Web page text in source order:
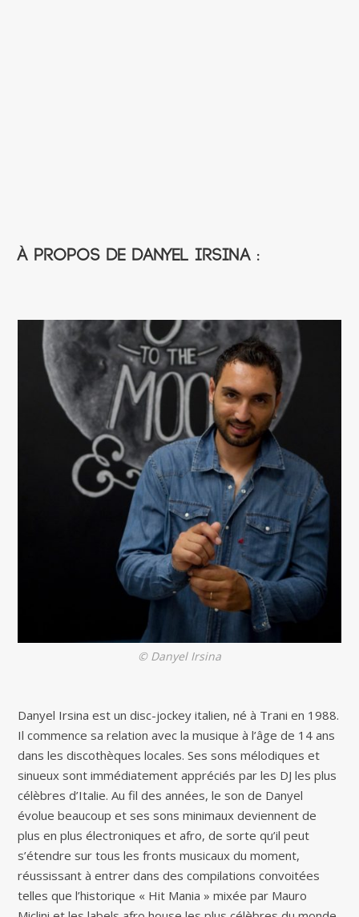
À propos de Danyel Irsina :
© Danyel Irsina
Danyel Irsina est un disc-jockey italien, né à Trani en 1988.
Il commence sa relation avec la musique à l’âge de 14 ans
dans les discothèques locales. Ses sons mélodiques et
sinueux sont immédiatement appréciés par les DJ les plus
célèbres d’Italie. Au fil des années, le son de Danyel
évolue beaucoup et ses sons minimaux deviennent de
plus en plus électroniques et afro, de sorte qu’il peut
s’étendre sur tous les fronts musicaux du moment,
réussissant à entrer dans des compilations convoitées
telles que l’historique « Hit Mania » mixée par Mauro